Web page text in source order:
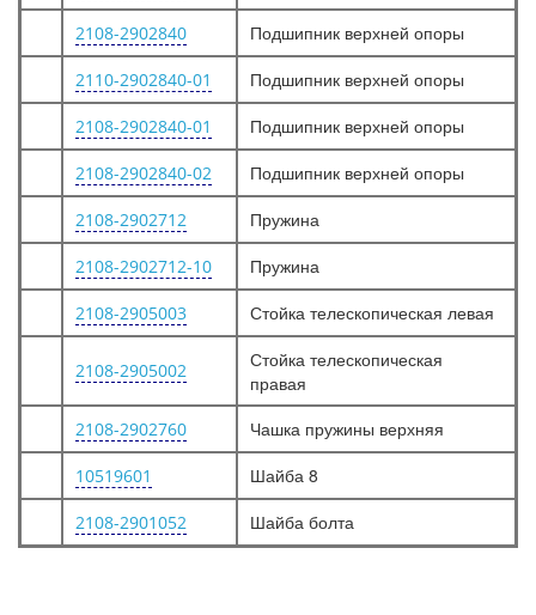
2108-2902840 Подшипник верхней опоры
2110-2902840-01 Подшипник верхней опоры
2108-2902840-01 Подшипник верхней опоры
2108-2902840-02 Подшипник верхней опоры
2108-2902712 Пружина
2108-2902712-10 Пружина
2108-2905003 Стойка телескопическая левая
2108-2905002
Стойка телескопическая
правая
2108-2902760 Чашка пружины верхняя
10519601 Шайба 8
2108-2901052 Шайба болта